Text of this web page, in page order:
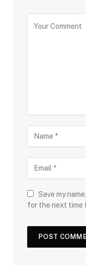
Save my
for the next time